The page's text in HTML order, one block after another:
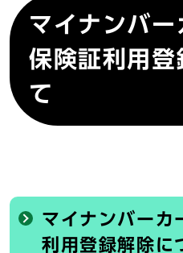
マイナンバ
保険証利用登
て
マイナンバーカ
利用登録解除に